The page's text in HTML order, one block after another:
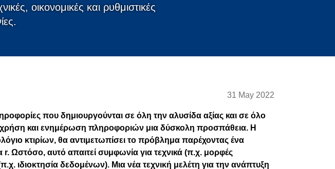
οικονομικές και ρυθμιστικές
31 May 2022
που δημιουργούνται σε όλη την αλυσίδα αξίας και σε όλο
και ενημέρωση πληροφοριών μια δύσκολη προσπάθεια. Η
κτιρίων, θα αντιμετωπίσει το πρόβλημα παρέχοντας ένα
r. Ωστόσο, αυτό απαιτεί συμφωνία για τεχνικά (π.χ. μορφές
ιδιοκτησία δεδομένων). Μια νέα τεχνική μελέτη για την ανάπτυξη